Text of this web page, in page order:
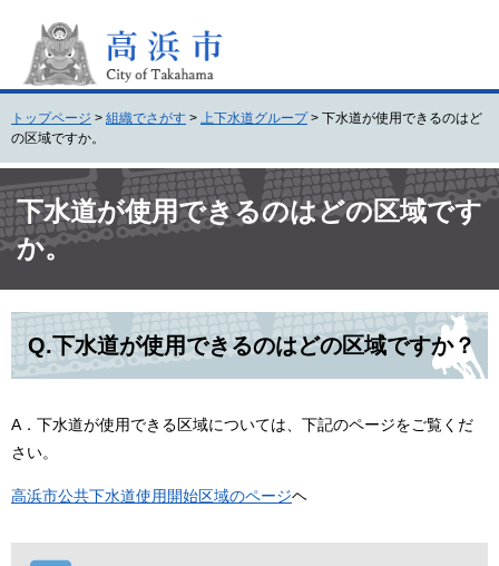
頭
。
飛
て
本
文
トップページ > 組織でさがす > 上下水道グループ > 下水道が使用できるのはど
の区域ですか。
文下水道が使用できるのはどの区域です
か。
Q.下水道が使用できるのはどの区域ですか？
A．下水道が使用できる区域については、下記のページをご覧くだ
さい。
高浜市公共下水道使用開始区域のページヘ